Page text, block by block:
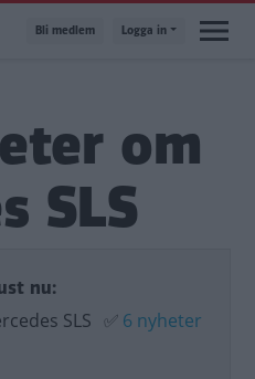
Bli medlem Logga in
om
SLS
nu:
SLS ✅ 6 nyheter